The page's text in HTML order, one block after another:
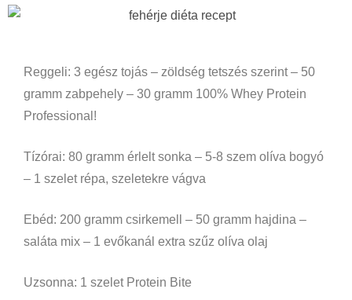
Reggeli: 3 egész tojás – zöldség tetszés szerint – 50
gramm zabpehely – 30 gramm 100% Whey Protein
Professional!
Tízórai: 80 gramm érlelt sonka – 5-8 szem olíva bogyó
– 1 szelet répa, szeletekre vágva
Ebéd: 200 gramm csirkemell – 50 gramm hajdina –
saláta mix – 1 evőkanál extra szűz olíva olaj
Uzsonna: 1 szelet Protein Bite